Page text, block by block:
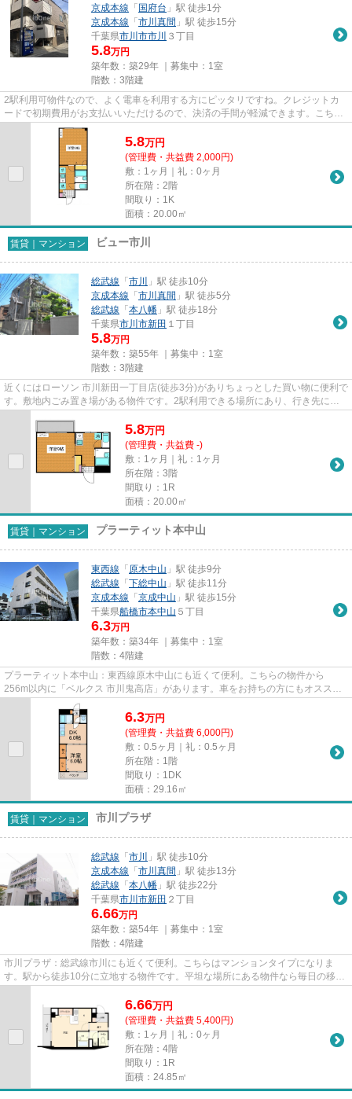
京成本線 「 国府台 」駅 徒歩1分
京成本線 「 市川真間 」駅 徒歩15分
千葉県市川市市川 ３丁目
5.8万円
築年数：築29年 ｜募集中： 1室
階数：3階建
2駅利用可物件なので、よく電車を利用する方にピッタリですね。クレジットカ
ードで初期費用がお支払いいただけるので、決済の手間が軽減できます。こちら
はマンションタイプになります...
5.8万円
(管理費・共益費 2,000円)
敷：1ヶ月｜礼：0ヶ月
所在階：2階
間取り：1K
面積：20.00㎡
賃貸｜マンション ビュー市川
総武線 「 市川
」駅 徒歩10分
京成本線 「 市川真間 」駅 徒歩5分
総武線 「 本八幡 」駅 徒歩18分
千葉県市川市新田 １丁目
5.8万円
築年数：築55年 ｜募集中： 1室
階数：3階建
近くにはローソン 市川新田一丁目店(徒歩3分)がありちょっとした買い物に便利で
す。敷地内ごみ置き場がある物件です。2駅利用できる場所にあり、行き先に応
5.8万円
(管理費・共益費 -)
敷：1ヶ月｜礼：1ヶ月
所在階：3階
間取り：1R
面積：20.00㎡
賃貸｜マンション プラーティット本中山
東西線 「 原木中山 」駅 徒歩9分
総武線 「 下総中山 」駅 徒歩11分
京成本線 「 京成中山 」駅 徒歩15分
千葉県船橋市本中山 ５丁目
6.3万円
築年数：築34年 ｜募集中： 1室
階数：4階建
プラーティット本中山：東西線原木中山にも近くて便利。こちらの物件から
256m以内に「ベルクス 市川鬼高店」があります。車をお持ちの方にもオススメ
の、自走式駐車場を利用できる物件...
6.3万円
(管理費・共益費 6,000円)
敷：0.5ヶ月｜礼：0.5ヶ月
所在階：1階
間取り：1DK
面積：29.16㎡
賃貸｜マンション 市川プラザ
総武線 「 市川
」駅 徒歩10分
京成本線 「 市川真間 」駅 徒歩13分
総武線 「 本八幡 」駅 徒歩22分
千葉県市川市新田 ２丁目
6.66万円
築年数：築54年 ｜募集中： 1室
階数：4階建
市川プラザ：総武線市川にも近くて便利。こちらはマンションタイプになりま
す。駅から徒歩10分に立地する物件です。平坦な場所にある物件なら毎日の移動
6.66万円
(管理費・共益費 5,400円)
敷：1ヶ月｜礼：0ヶ月
所在階：4階
間取り：1R
面積：24.85㎡